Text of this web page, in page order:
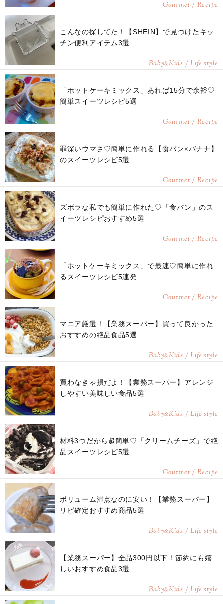
Gourmet / Recipe
こんなの探してた！【SHEIN】で見つけたキッ
チン便利アイテム3選
Baby&Kids / Life style
「ホットケーキミックス」あれば15分で余裕♡
簡単スイーツレシピ5選
Gourmet / Recipe
罪深いウマさ♡簡単に作れる【食パン×バナナ】
のスイーツレシピ5選
Gourmet / Recipe
ズボラな私でも簡単に作れた♡「食パン」のス
イーツレシピおすすめ5選
Gourmet / Recipe
「ホットケーキミックス」で最速♡簡単に作れ
るスイーツレシピ5連発
Gourmet / Recipe
マニア厳選！【業務スーパー】買って良かった
おすすめの絶品食品5選
Baby&Kids / Life style
買わなきゃ損だよ！【業務スーパー】アレンジ
しやすい美味しい食品5選
Baby&Kids / Life style
材料3つだから超簡単♡「クリームチーズ」で絶
品スイーツレシピ5選
Gourmet / Recipe
ボリューム満点なのに安い！【業務スーパー】
リピ確定おすすめ商品5選
Baby&Kids / Life style
【業務スーパー】全品300円以下！節約にも嬉
しいおすすめ食品3選
Baby&Kids / Life style